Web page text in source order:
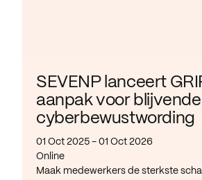
SEVENP lanceert
aanpak voor blijvende
cyberbewustwording
01 Oct 2025 - 01 Oct 2026
Online
Maak medewerkers de sterkste